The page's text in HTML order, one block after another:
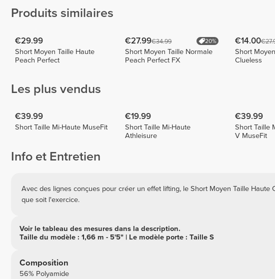
Produits similaires
€29.99
Short Moyen Taille Haute
Peach Perfect
€27.99€34.99 20%
Short Moyen Taille Normale
Peach Perfect FX
€14.00
Short
Clueless
Les plus vendus
€39.99
Short Taille Mi-Haute MuseFit
€19.99
Short Taille Mi-Haute
Athleisure
€39.99
Short Taille
V MuseFit
Info et Entretien
Avec des lignes conçues pour créer un effet lifting, le Short Moyen Taille
que soit l'exercice.
Voir le tableau des mesures dans la description.
Taille du modèle : 1,66 m - 5'5" | Le modèle porte : Taille S
Composition
56% Polyamide